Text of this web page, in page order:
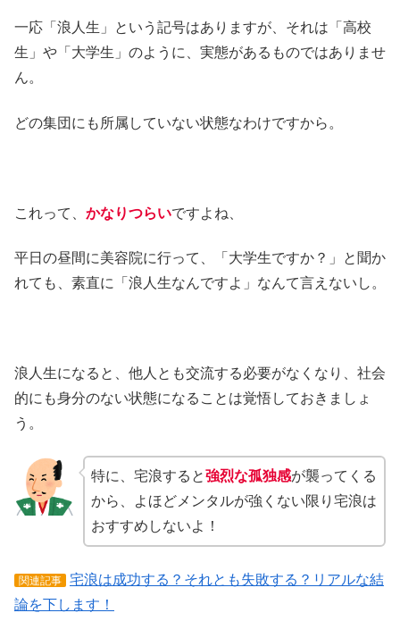
一応「浪人生」という記号はありますが、それは「高校
生」や「大学生」のように、実態があるものではありませ
ん。
どの集団にも所属していない状態なわけですから。
これって、 かなりつらいですよね、
平日の昼間に美容院に行って、「大学生ですか？」と聞か
れても、素直に「浪人生なんですよ」なんて言えないし。
浪人生になると、他人とも交流する必要がなくなり、社会
的にも身分のない状態になることは覚悟しておきましょ
う。
特に、宅浪すると強烈な孤独感が襲ってくる
から、よほどメンタルが強くない限り宅浪は
おすすめしないよ！
関連記事
宅浪は成功する？それとも失敗する？リアルな結
論を下します！